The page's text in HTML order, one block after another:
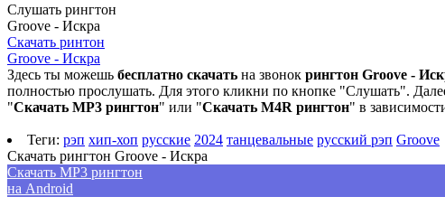
Слушать рингтон
Groove - Искра
Скачать ринтон
Groove - Искра
Здесь ты можешь бесплатно скачать на звонок рингтон Groove -
полностью прослушать. Для этого кликни по кнопке "Слушать".
"Скачать MP3 рингтон" или "Скачать M4R рингтон" в
Теги: рэп хип-хоп русские 2024 танцевальные русский рэп Groove
Скачать рингтон Groove - Искра
Скачать MP3 рингтон
на Android